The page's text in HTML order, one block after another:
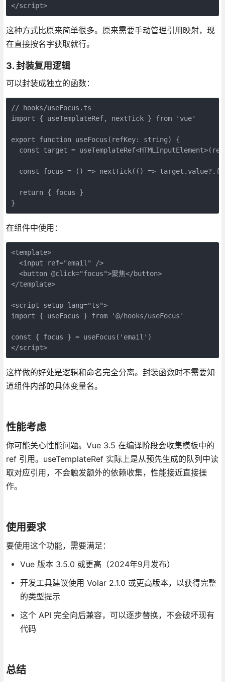
</script>
这种方式比原来简单很多。原来需要手动管理引用映射，现
在直接按名字获取就行。
3. 封装复用逻辑
可以封装成独立的函数：
// hooks/useFocus.ts
import { useTemplateRef, nextTick } from 'vue'
export function useFocus(refKey: string) {
const target =
const focus = () => nextTick(() =>
  return { focus }
}
在组件中使用：
<template>
  <input ref="email" />
  <button @click="focus">聚焦</button>
</template>
<script setup lang="ts">
import { useFocus } from '@/hooks/useFocus'
const { focus } = useFocus('email')
</script>
这样做的好处是逻辑和命名完全分离。封装函数时不需要知
道组件内部的具体变量名。
性能考虑
你可能关心性能问题。Vue 3.5 在编译阶段会收集模板中的
ref 引用。useTemplateRef 实际上是从预先生成的队列中读
取对应引用，不会触发额外的依赖收集，性能接近直接操
作。
使用要求
要使用这个功能，需要满足：
Vue 版本 3.5.0 或更高（2024年9月发布）
开发工具建议使用 Volar 2.1.0 或更高版本，以获得完整
的类型提示
这个 API 完全向后兼容，可以逐步替换，不会破坏现有
代码
总结